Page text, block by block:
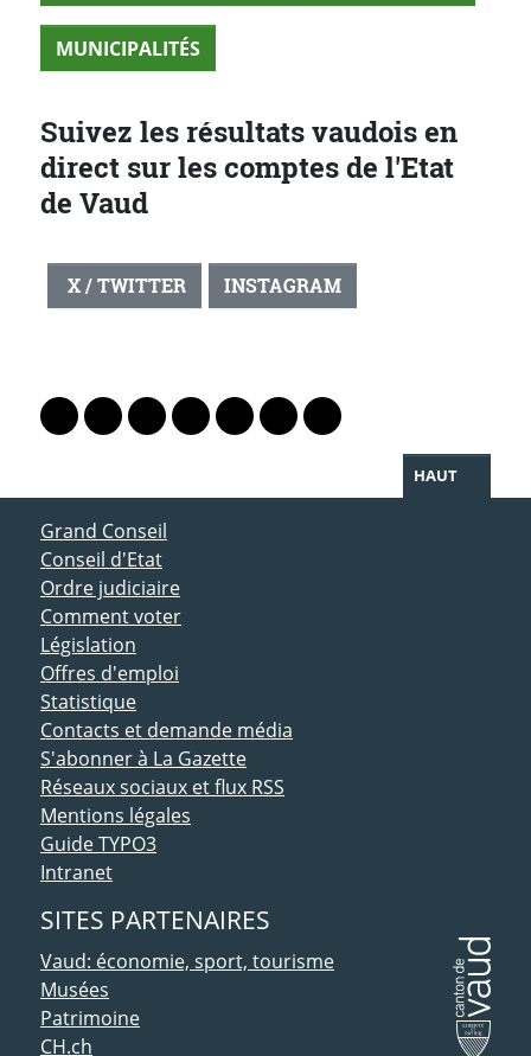
MUNICIPALITÉS
Suivez les résultats vaudois en
direct sur les comptes de l'Etat
de Vaud
X / TWITTER INSTAGRAM
Lien vers le profil Mastodon
Lien vers le profil Bluesky
Lien vers le profil Instagram
Lien vers le profil Linkedin
Lien vers le profil Facebook
Lien vers le profil Twitter
Partager par WhatsApp
HAUT
ACCÈS DIRECT
Grand Conseil
Conseil d'Etat
Ordre judiciaire
Comment voter
Législation
Offres d'emploi
Statistique
Contacts et demande média
S'abonner à La Gazette
Réseaux sociaux et flux RSS
Mentions légales
Guide TYPO3
Intranet
SITES PARTENAIRES
Vaud: économie, sport, tourisme
Musées
Patrimoine
CH.ch